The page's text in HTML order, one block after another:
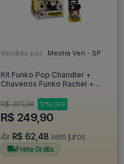
Vendido por: Mestra Veri - SP
Kit Funko Pop Chandler +
Chaveiros Funko Rachel +
R$ 301,08
17% OFF
R$ 249,90
4x R$ 62,48 sem juros
Frete Grátis